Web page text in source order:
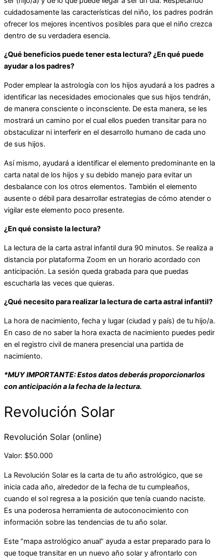
cuidadosamente las características del niño, los padres podrán
ofrecer los mejores incentivos posibles para que el niño crezca
dentro de su verdadera esencia.
¿Qué beneficios puede tener esta lectura? ¿En qué puede
ayudar a los padres?
Poder emplear la astrología con los hijos ayudará a los padres a
identificar las necesidades emocionales que sus hijos tendrán,
de manera consciente o inconsciente. De esta manera, se les
mostrará un camino por el cual ellos pueden transitar para no
obstaculizar ni interferir en el desarrollo humano de cada uno
de sus hijos.
Así mismo, ayudará a identificar el elemento predominante en la
carta natal de los hijos y su debido manejo para evitar un
desbalance con los otros elementos. También el elemento
ausente o débil para desarrollar estrategias de cómo atender o
vigilar este elemento poco presente.
¿En qué consiste la lectura?
La lectura de la carta astral infantil dura 90 minutos. Se realiza a
distancia por plataforma Zoom en un horario acordado con
anticipación. La sesión queda grabada para que puedas
escucharla las veces que quieras.
¿Qué necesito para realizar la lectura de carta astral infantil?
La hora de nacimiento, fecha y lugar (ciudad y país) de tu hijo/a.
En caso de no saber la hora exacta de nacimiento puedes pedir
en el registro civil de manera presencial una partida de
nacimiento.
*MUY IMPORTANTE: Estos datos deberás proporcionarlos
con anticipación a la fecha de la lectura.
Revolución Solar
Revolución Solar (online)
Valor: $50.000
La Revolución Solar es la carta de tu año astrológico, que se
inicia cada año, alrededor de la fecha de tu cumpleaños,
cuando el sol regresa a la posición que tenía cuando naciste.
Es una poderosa herramienta de autoconocimiento con
información sobre las tendencias de tu año solar.
Este “mapa astrológico anual” ayuda a estar preparado para lo
que toque transitar en un nuevo año solar y afrontarlo con